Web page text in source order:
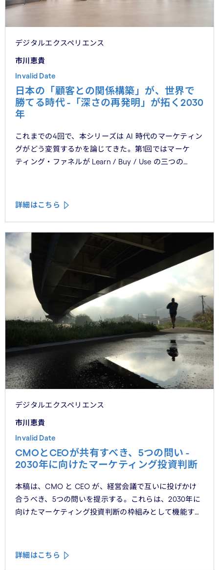
デジタルエクスペリエンス
市川恵貴
Invalid Date
日本の「顧客との関係構築」が、世界で
勝てる時代 -「深さの再発明」が拓く2030
年
これまでの4回で、本シリーズは AI 時代のマーケティン
グがどう変質するかを論じてきた。第1回ではマーケ
ティング・ファネルが Learn / Buy / Use の三つの
第3回では Learn フェーズで再定義されつつあるブラン
れらの議論を日本市場の文脈に着地させる。そして、希
望の視座を提示したい——日本の「顧客との関係構
築」が、世界で勝てる時代が、いま始まっている。
詳細はこちら
デジタルエクスペリエンス
市川恵貴
Invalid Date
CMOとCEOが共有すべき、5つの問い -
2030年に向けたマーケティング投資判断
本稿は、CMO と CEO が、経営会議で互いに投げかけ
合うべき、5つの問いを提示する。これらは、2030年に
向けたマーケティング投資判断の枠組みとして機能する
詳細はこちら